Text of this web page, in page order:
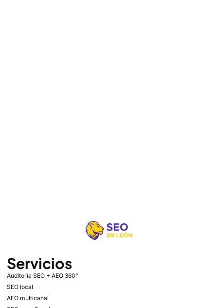
Servicios
Auditoría SEO + AEO 360°
SEO local
AEO multicanal